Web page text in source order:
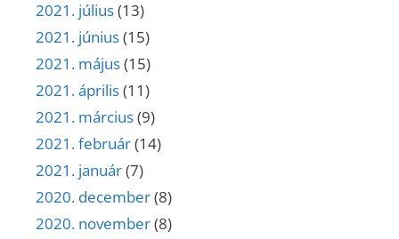
2021. július(13)
2021. június(15)
2021. május(15)
2021. április(11)
2021. március(9)
2021. február(14)
2021. január(7)
2020. december(8)
2020. november(8)